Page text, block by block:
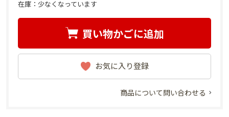
在庫： 少なくなっています
買い物かごに追加
お気に入り登録
商品について問い合わせる